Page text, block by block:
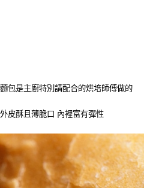
麵包是主廚特別請配合的烘培師傅做的
外皮酥且薄脆口 內裡富有彈性